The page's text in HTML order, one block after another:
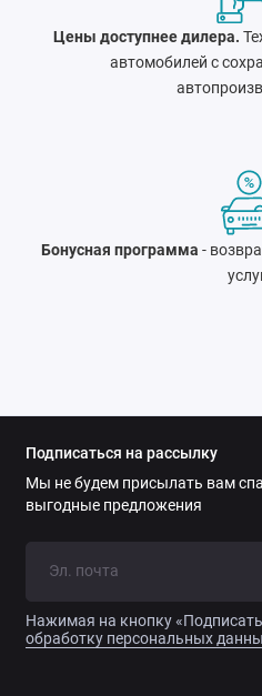
Цены доступнее дилера.
автомобилей с
Бонусная программа -
Подписаться на рассылку
Мы не будем присылать вам
выгодные предложения
Нажимая на кнопку
обработку персональных